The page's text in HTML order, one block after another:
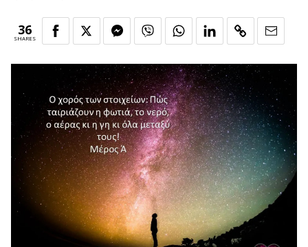
36
SHARES